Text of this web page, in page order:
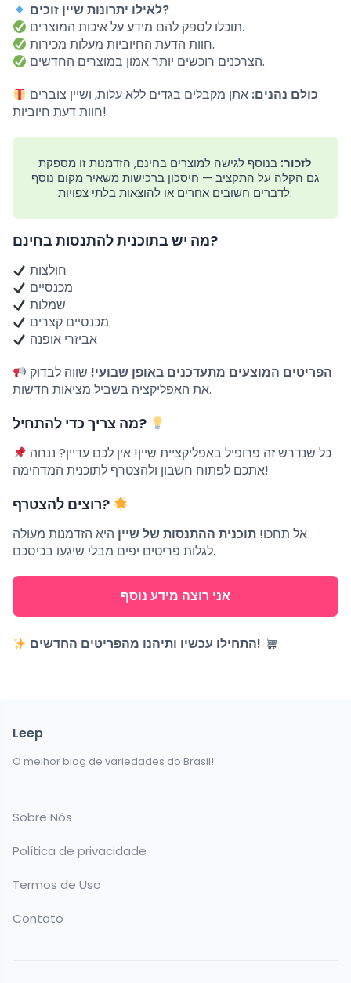
לאילו יתרונות שיין זוכים?
תוכלו לספק להם מידע על איכות המוצרים.
חוות הדעת החיוביות מעלות מכירות.
הצרכנים רוכשים יותר אמון במוצרים החדשים.
כולם נהנים: אתן מקבלים בגדים ללא עלות, ושיין צוברים
חוות דעת חיוביות!
לזכור: בנוסף לגישה למוצרים בחינם, הזדמנות זו מספקת
גם הקלה על התקציב — חיסכון ברכישות משאיר מקום נוסף
לדברים חשובים אחרים או להוצאות בלתי צפויות.
מה יש בתוכנית להתנסות בחינם?
חולצות
מכנסיים
שמלות
מכנסיים קצרים
אביזרי אופנה
הפריטים המוצעים מתעדכנים באופן שבועי! שווה לבדוק
את האפליקציה בשביל מציאות חדשות.
מה צריך כדי להתחיל?
אתכם לפתוח חשבון ולהצטרף לתוכנית המדהימה!
רוצים להצטרף?
אל תחכו! תוכנית ההתנסות של שיין היא הזדמנות מעולה
לגלות פריטים יפים מבלי שיגעו בכיסכם.
אני רוצה מידע נוסף
התחילו עכשיו ותיהנו מהפריטים החדשים!
Leep
O melhor blog de variedades do Brasil!
Sobre Nós
Política de privacidade
Termos de Uso
Contato